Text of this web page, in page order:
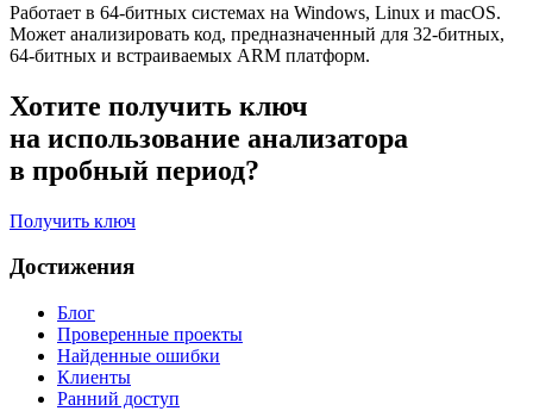
Работает в 64-битных системах на Windows, Linux и macOS.
Может анализировать код, предназначенный для 32-битных,
64-битных и встраиваемых ARM платформ.
Хотите получить ключ
на использование анализатора
в пробный период?
Получить ключ
Достижения
Блог
Проверенные проекты
Найденные ошибки
Клиенты
Ранний доступ